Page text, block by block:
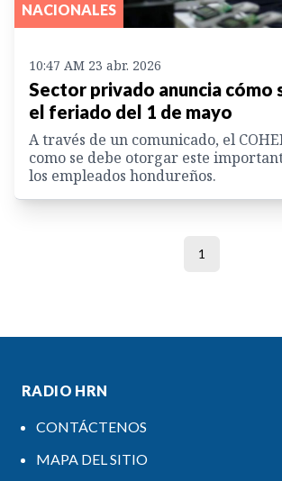
NACIONALES
10:47 AM 23 abr. 2026
Sector privado anuncia cómo
el feriado del 1 de mayo
A través de un comunicado, el
como se debe otorgar este
los empleados hondureños.
1
RADIO HRN
CONTÁCTENOS
MAPA DEL SITIO